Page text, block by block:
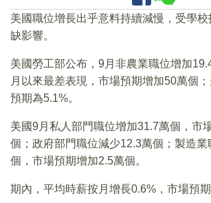
美國職位增長出乎意料持續減慢，受學
缺影響。
美國勞工部公布，9月非農業職位增加
月以來最差表現，市場預期增加50萬個；
預期為5.1%。
美國9月私人部門職位增加31.7萬個，市
個；政府部門職位減少12.3萬個；製造業
個，市場預期增加2.5萬個。
期內，平均時薪按月增長0.6%，市場預期